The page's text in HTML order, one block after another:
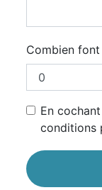
Combien
En
conditions